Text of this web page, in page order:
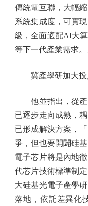
傳統電互聯，大幅
系統集成度，可實
級，全面適配AI大
等下一代產業需求。
冀產學研加大投
他並指出，從產
已逐步走向成熟，
已形成解決方案，
爭，但也要開闢硅
電子芯片將是內地
代芯片技術標準制
大硅基光電子產學
落地，依託差異化